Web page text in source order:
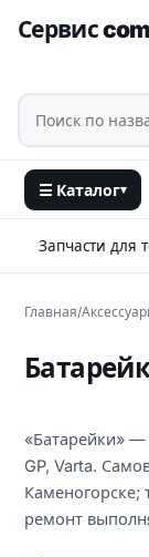
Сервис com
☰ Каталог▾
Запчасти для
Главная/
«Батарейки» —
GP, Varta.
Каменогорске;
ремонт